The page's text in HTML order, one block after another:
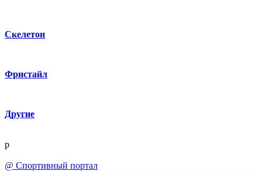
Скелетон
Фристайл
Другие
p
@ Спортивный портал